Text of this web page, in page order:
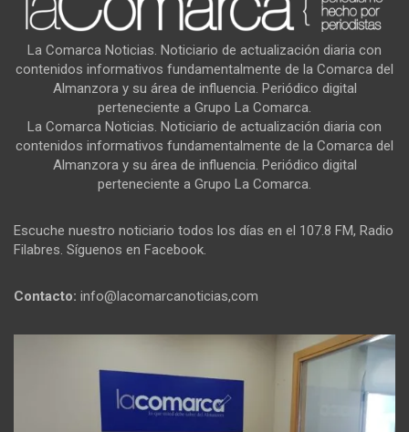
La Comarca Noticias. Noticiario de actualización diaria con
contenidos informativos fundamentalmente de la Comarca del
Almanzora y su área de influencia. Periódico digital
perteneciente a Grupo La Comarca.
La Comarca Noticias. Noticiario de actualización diaria con
contenidos informativos fundamentalmente de la Comarca del
Almanzora y su área de influencia. Periódico digital
perteneciente a Grupo La Comarca.
Escuche nuestro noticiario todos los días en el 107.8 FM, Radio
Filabres. Síguenos en Facebook.
Contacto: info@lacomarcanoticias,com